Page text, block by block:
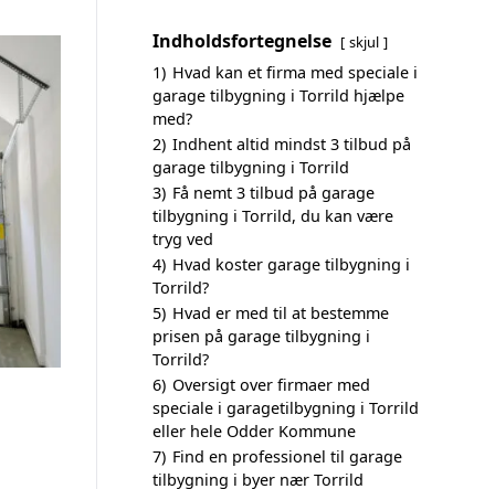
Indholdsfortegnelse skjul
1) Hvad kan et firma med speciale i
garage tilbygning i Torrild hjælpe
med?
2) Indhent altid mindst 3 tilbud på
garage tilbygning i Torrild
3) Få nemt 3 tilbud på garage
tilbygning i Torrild, du kan være
tryg ved
4) Hvad koster garage tilbygning i
Torrild?
5) Hvad er med til at bestemme
prisen på garage tilbygning i
Torrild?
6) Oversigt over firmaer med
speciale i garagetilbygning i Torrild
eller hele Odder Kommune
7) Find en professionel til garage
tilbygning i byer nær Torrild